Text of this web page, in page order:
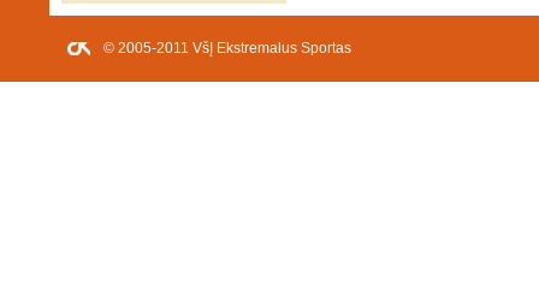
© 2005-2011 VšĮ Ekstremalus Sportas